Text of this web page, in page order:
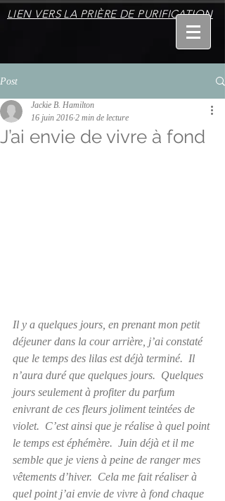
LIEN VERS LA PRIÈRE DE PURIFICATION
Post
J’ai envie de vivre à fond
Jackie B. Hamilton
16 juin 2016 2 min de lecture
Il y a quelques jours, en prenant mon petit
déjeuner dans la cour arrière, j’ai constaté
que le temps des lilas est déjà terminé.  Il
n’aura duré que quelques jours.  Quelques
jours seulement à profiter du parfum
enivrant de ces fleurs joliment teintées de
violet.  C’est ainsi que je réalise à quel point
le temps est éphémère.  Juin déjà et il me
semble que je viens à peine de ranger mes
vêtements d’hiver.  Cela me fait réaliser à
quel point j’ai envie de vivre à fond chaque